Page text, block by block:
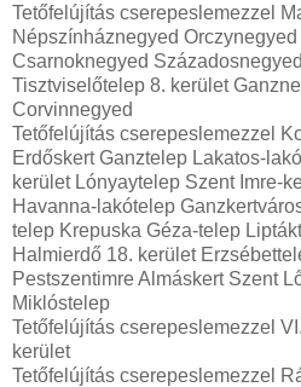
Tetőfelújítás cserepeslemezzel
Népszínháznegyed
Csarnoknegyed
Tisztviselőtelep 8. kerület
Corvinnegyed
Tetőfelújítás cserepeslemezzel
Erdőskert Ganztelep Lakatos-
kerület Lónyaytelep Szent Imre-
Havanna-lakótelep
telep Krepuska Géza-telep
Halmierdő 18. kerület
Pestszentimre Almáskert Szent
Miklóstelep
Tetőfelújítás cserepeslemezzel
kerület
Tetőfelújítás cserepeslemezzel